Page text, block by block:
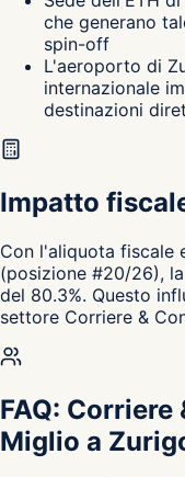
che generano
spin-off
L'aeroporto di
internazionale
destinazioni
Impatto
Con l'aliquota fiscale
(posizione #20/26),
del 80.3%. Questo
settore Corriere &
FAQ:
Miglio a